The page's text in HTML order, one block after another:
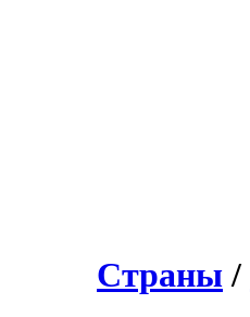
Страны/